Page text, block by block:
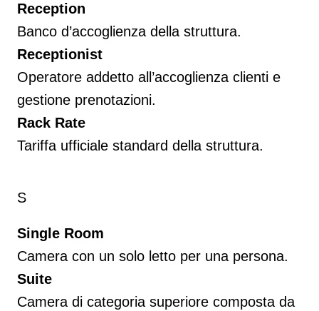
Reception
Banco d’accoglienza della struttura.
Receptionist
Operatore addetto all’accoglienza clienti e
gestione prenotazioni.
Rack Rate
Tariffa ufficiale standard della struttura.
S
Single Room
Camera con un solo letto per una persona.
Suite
Camera di categoria superiore composta da